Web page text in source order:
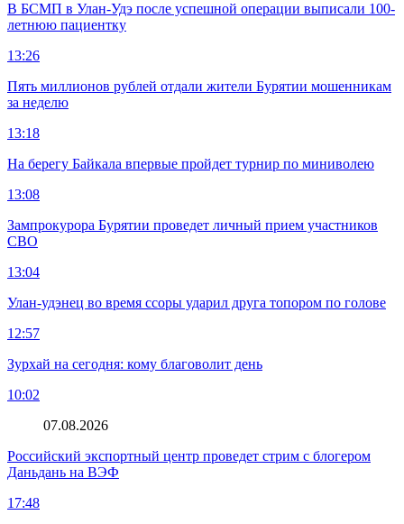
В БСМП в Улан-Удэ после успешной операции выписали 100-
летнюю пациентку
13:26
Пять миллионов рублей отдали жители Бурятии мошенникам
за неделю
13:18
На берегу Байкала впервые пройдет турнир по миниволею
13:08
Зампрокурора Бурятии проведет личный прием участников
СВО
13:04
Улан-удэнец во время ссоры ударил друга топором по голове
12:57
Зурхай на сегодня: кому благоволит день
10:02
07.08.2026
Российский экспортный центр проведет стрим с блогером
Даньдань на ВЭФ
17:48